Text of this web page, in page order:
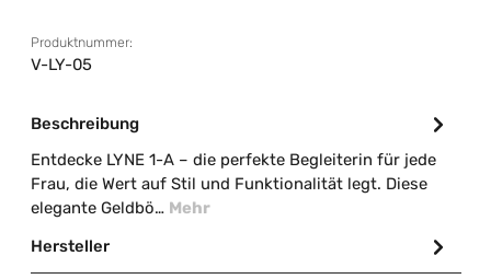
Produktnummer:
V-LY-05
Beschreibung
Entdecke LYNE 1-A – die perfekte Begleiterin für jede
Frau, die Wert auf Stil und Funktionalität legt. Diese
elegante Geldbö… Mehr
Hersteller